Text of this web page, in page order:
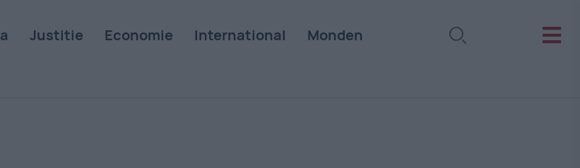
Justitie Economie International Monden